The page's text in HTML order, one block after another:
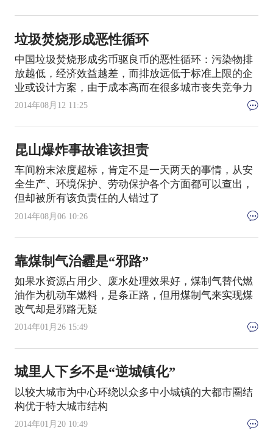
垃圾焚烧形成恶性循环
中国垃圾焚烧形成劣币驱良币的恶性循环：污染物排
放越低，经济效益越差，而排放远低于标准上限的企
业或设计方案，由于成本高而在很多城市丧失竞争力
2014年08月12 11:25
昆山爆炸事故谁该担责
车间粉末浓度超标，肯定不是一天两天的事情，从安
全生产、环境保护、劳动保护各个方面都可以查出，
但却被所有该负责任的人错过了
2014年08月06 10:26
靠煤制气治霾是“邪路”
如果水资源占用少、废水处理效果好，煤制气替代燃
油作为机动车燃料，是条正路，但用煤制气来实现煤
改气却是邪路无疑
2014年01月26 15:49
城里人下乡不是“逆城镇化”
以较大城市为中心环绕以众多中小城镇的大都市圈结
构优于特大城市结构
2014年01月20 10:49